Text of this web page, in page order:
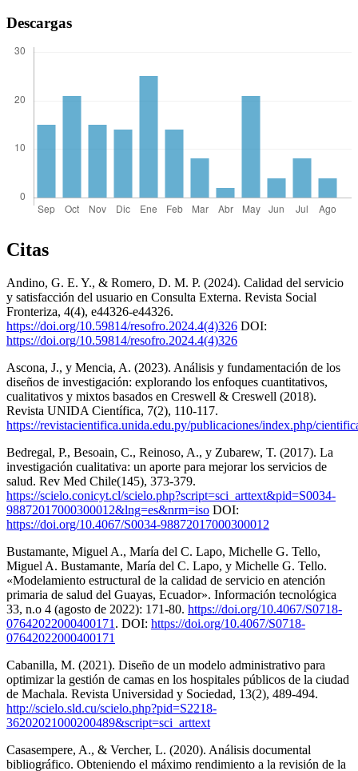
Descargas
Citas
Andino, G. E. Y., & Romero, D. M. P. (2024). Calidad del servicio
y satisfacción del usuario en Consulta Externa. Revista Social
Fronteriza, 4(4), e44326-e44326.
https://doi.org/10.59814/resofro.2024.4(4)326 DOI:
https://doi.org/10.59814/resofro.2024.4(4)326
Ascona, J., y Mencia, A. (2023). Análisis y fundamentación de los
diseños de investigación: explorando los enfoques cuantitativos,
cualitativos y mixtos basados en Creswell & Creswell (2018).
Revista UNIDA Científica, 7(2), 110-117.
https://revistacientifica.unida.edu.py/publicaciones/index.php/
Bedregal, P., Besoain, C., Reinoso, A., y Zubarew, T. (2017). La
investigación cualitativa: un aporte para mejorar los servicios de
salud. Rev Med Chile(145), 373-379.
https://scielo.conicyt.cl/scielo.php?script=sci_arttext&pid=S0034-
98872017000300012&lng=es&nrm=iso DOI:
https://doi.org/10.4067/S0034-98872017000300012
Bustamante, Miguel A., María del C. Lapo, Michelle G. Tello,
Miguel A. Bustamante, María del C. Lapo, y Michelle G. Tello.
«Modelamiento estructural de la calidad de servicio en atención
primaria de salud del Guayas, Ecuador». Información tecnológica
33, n.o 4 (agosto de 2022): 171-80. https://doi.org/10.4067/S0718-
07642022000400171. DOI: https://doi.org/10.4067/S0718-
07642022000400171
Cabanilla, M. (2021). Diseño de un modelo administrativo para
optimizar la gestión de camas en los hospitales públicos de la ciudad
de Machala. Revista Universidad y Sociedad, 13(2), 489-494.
http://scielo.sld.cu/scielo.php?pid=S2218-
36202021000200489&script=sci_arttext
Casasempere, A., & Vercher, L. (2020). Análisis documental
bibliográfico. Obteniendo el máximo rendimiento a la revisión de la